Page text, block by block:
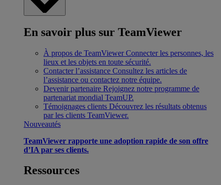
En savoir plus sur TeamViewer
À propos de TeamViewer Connecter les personnes, les
lieux et les objets en toute sécurité.
Contacter l’assistance Consultez les articles de
l’assistance ou contactez notre équipe.
Devenir partenaire Rejoignez notre programme de
partenariat mondial TeamUP.
Témoignages clients Découvrez les résultats obtenus
par les clients TeamViewer.
Nouveautés
TeamViewer rapporte une adoption rapide de son offre
d’IA par ses clients.
Ressources